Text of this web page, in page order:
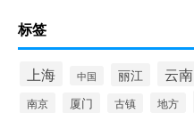
标签
上海 中国 丽江 云南
南京 厦门 古镇 地方